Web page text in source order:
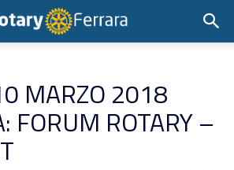
MARZO 2018
FORUM ROTARY –